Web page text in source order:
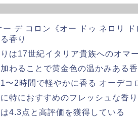
ー デ コロン《オー ドゥ ネロリ
香り
は17世紀イタリア貴族へのオマ
わることで黄金色の温かみある
〜2時間で軽やかに香る オーデコ
特におすすめのフレッシュな香り
4.3点と高評価を獲得している